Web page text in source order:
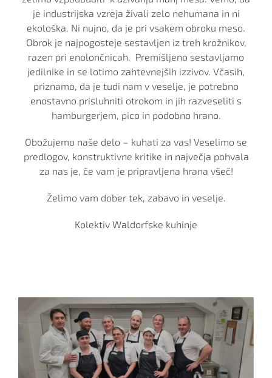
je industrijska vzreja živali zelo nehumana in ni
ekološka. Ni nujno, da je pri vsakem obroku meso.
Obrok je najpogosteje sestavljen iz treh krožnikov,
razen pri enolončnicah. Premišljeno sestavljamo
jedilnike in se lotimo zahtevnejših izzivov. Včasih,
priznamo, da je tudi nam v veselje, je potrebno
enostavno prisluhniti otrokom in jih razveseliti s
hamburgerjem, pico in podobno hrano.
Obožujemo naše delo – kuhati za vas! Veselimo se
predlogov, konstruktivne kritike in največja pohvala
za nas je, če vam je pripravljena hrana všeč!
Želimo vam dober tek, zabavo in veselje.
Kolektiv Waldorfske kuhinje